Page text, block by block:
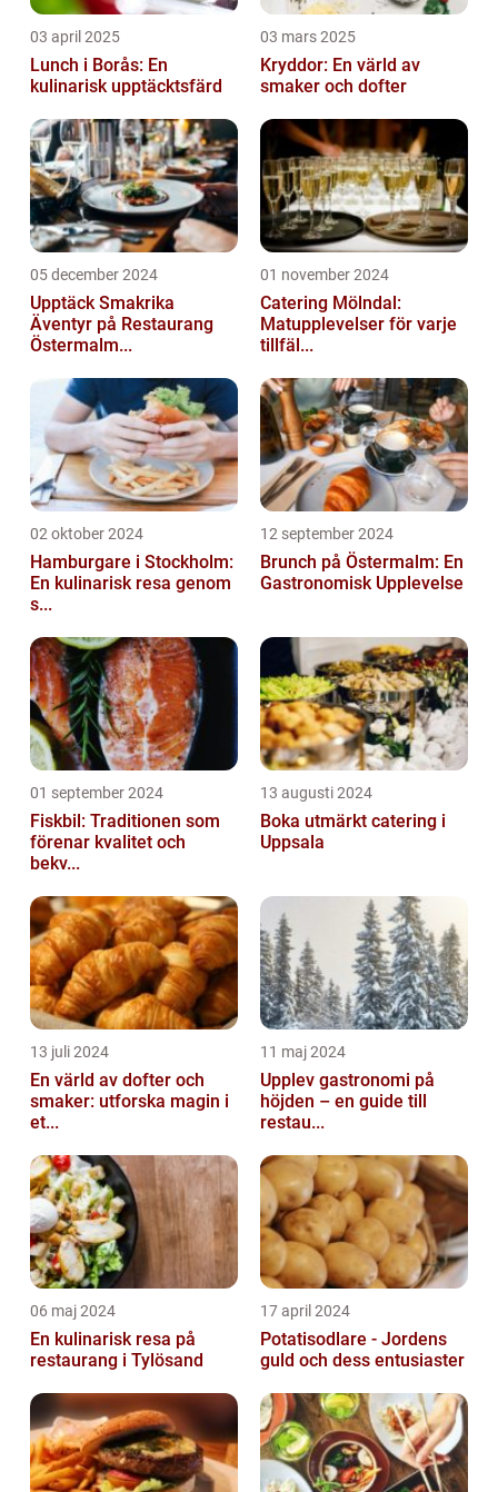
03 april 2025
Lunch i Borås: En
kulinarisk upptäcktsfärd
03 mars 2025
Kryddor: En värld av
smaker och dofter
05 december 2024
Upptäck Smakrika
Äventyr på Restaurang
Östermalm...
01 november 2024
Catering Mölndal:
Matupplevelser för varje
tillfäl...
02 oktober 2024
Hamburgare i Stockholm:
En kulinarisk resa genom
s...
12 september 2024
Brunch på Östermalm: En
Gastronomisk Upplevelse
01 september 2024
Fiskbil: Traditionen som
förenar kvalitet och
bekv...
13 augusti 2024
Boka utmärkt catering i
Uppsala
13 juli 2024
En värld av dofter och
smaker: utforska magin i
et...
11 maj 2024
Upplev gastronomi på
höjden – en guide till
restau...
06 maj 2024
En kulinarisk resa på
restaurang i Tylösand
17 april 2024
Potatisodlare - Jordens
guld och dess entusiaster